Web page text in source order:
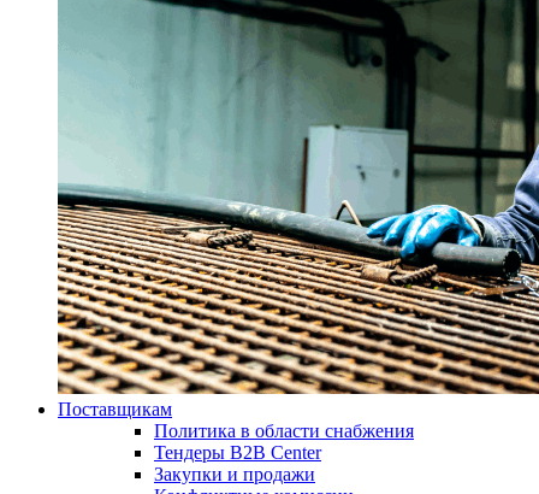
Поставщикам
Политика в области снабжения
Тендеры B2B Center
Закупки и продажи